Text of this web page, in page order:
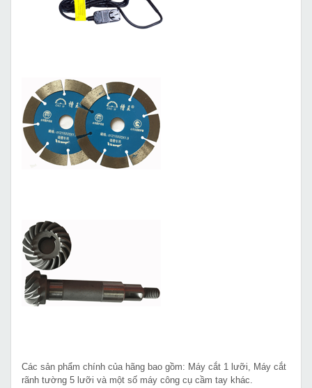
Các sản phẩm chính của hãng bao gồm: Máy cắt 1 lưỡi, Máy cắt
rãnh tường 5 lưỡi và một số máy công cụ cầm tay khác.